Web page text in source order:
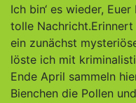
Ich bin‘ es wieder,
tolle Nachricht.Erinnert
ein zunächst
löste ich mit
Ende April sammeln
Bienchen die Pollen